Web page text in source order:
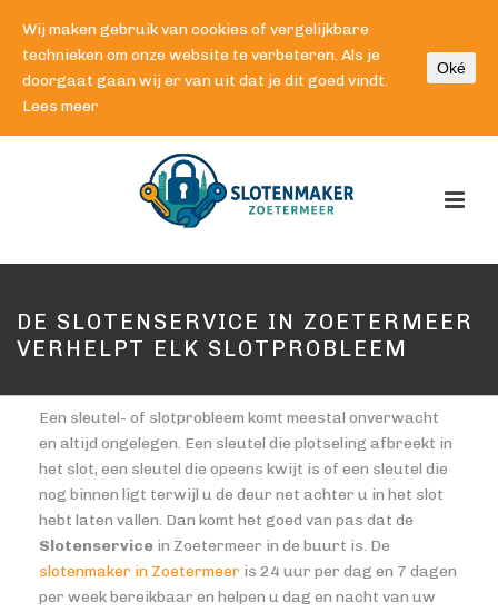
DE SLOTENSERVICE IN ZOETERMEER
VERHELPT ELK SLOTPROBLEEM
Een sleutel- of slotprobleem komt meestal onverwacht
en altijd ongelegen. Een sleutel die plotseling afbreekt in
het slot, een sleutel die opeens kwijt is of een sleutel die
nog binnen ligt terwijl u de deur net achter u in het slot
hebt laten vallen. Dan komt het goed van pas dat de
Slotenservice in Zoetermeer in de buurt is. De
slotenmaker in Zoetermeer is 24 uur per dag en 7 dagen
per week bereikbaar en helpen u dag en nacht van uw
Wij maken gebruik van cookies of vergelijkbare
technieken om onze website te verbeteren. Als je
doorgaat gaan wij er van uit dat je dit goed vindt.
Lees meer
Oké